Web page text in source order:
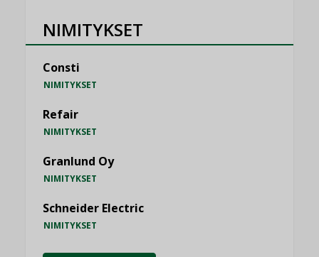
NIMITYKSET
Consti
NIMITYKSET
Refair
NIMITYKSET
Granlund Oy
NIMITYKSET
Schneider Electric
NIMITYKSET